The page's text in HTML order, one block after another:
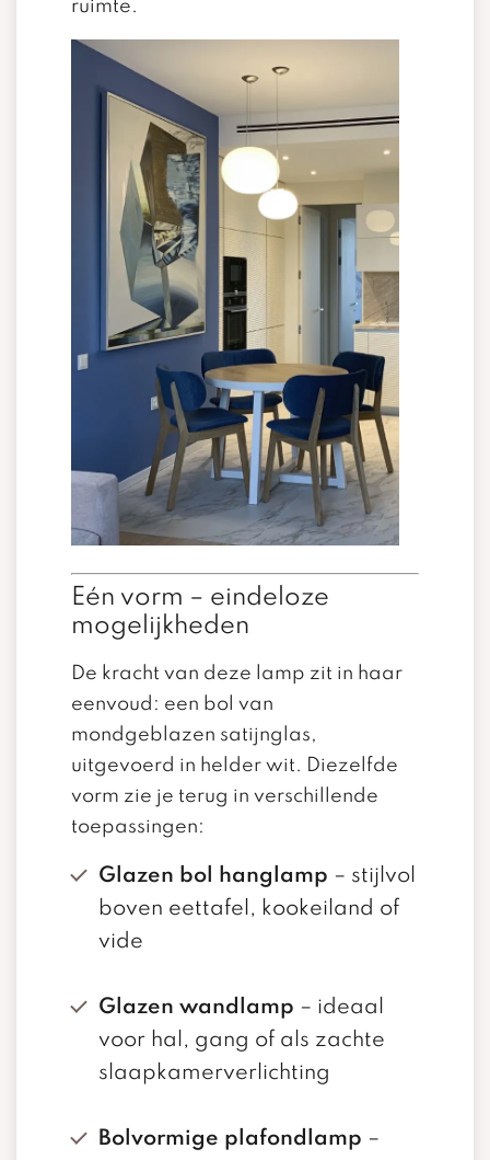
ruimte.
Eén vorm – eindeloze
mogelijkheden
De kracht van deze lamp zit in haar
eenvoud: een bol van
mondgeblazen satijnglas,
uitgevoerd in helder wit. Diezelfde
vorm zie je terug in verschillende
toepassingen:
Glazen bol hanglamp – stijlvol
boven eettafel, kookeiland of
vide
Glazen wandlamp – ideaal
voor hal, gang of als zachte
slaapkamerverlichting
Bolvormige plafondlamp –